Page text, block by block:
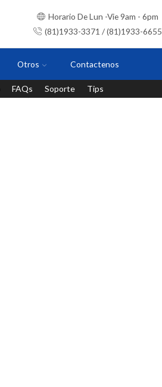
Horario De Lun -Vie 9am - 6pm
(81)1933-3371 / (81)1933-6655
Otros Contactenos
FAQs Soporte Tips